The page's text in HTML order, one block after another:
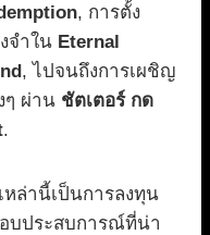
, การตั้ง
จำใน Eternal
, ไปจนถึงการเผชิญ
ๆ ผ่าน ชัตเตอร์ กด
.
ล่านี้เป็นการลงทุน
บประสบการณ์ที่น่า